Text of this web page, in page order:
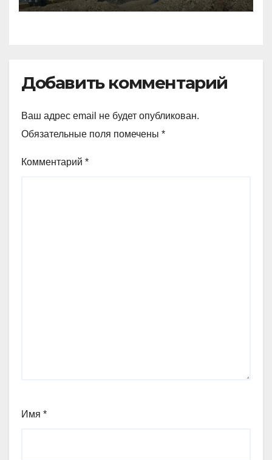
Добавить комментарий
Ваш адрес email не будет опубликован.
Обязательные поля помечены *
Комментарий *
Имя *